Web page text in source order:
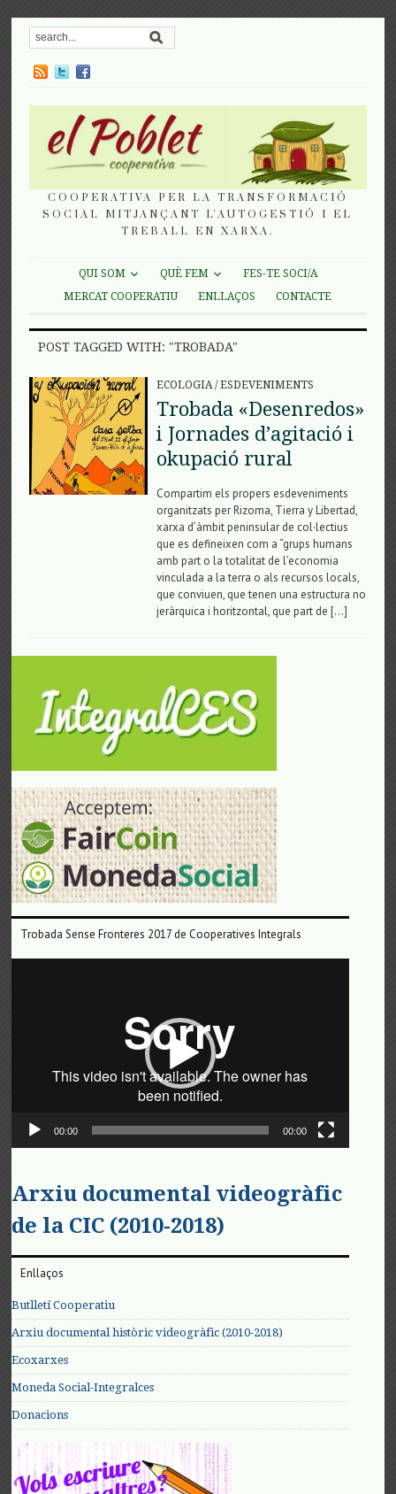
COOPERATIVA PER LA TRANSFORMACIÓ
SOCIAL MITJANÇANT L'AUTOGESTIÓ I EL
TREBALL EN XARXA.
QUI SOM QUÈ FEM
FES-TE SOCI/A
MERCAT COOPERATIU
ENLLAÇOS CONTACTE
POST TAGGED WITH: "TROBADA"
ECOLOGIA/ESDEVENIMENTS
Trobada «Desenredos»
i Jornades d’agitació i
okupació rural
Compartim els propers esdeveniments
organitzats per Rizoma, Tierra y Libertad,
xarxa d’àmbit peninsular de col·lectius
que es defineixen com a “grups humans
amb part o la totalitat de l’economia
vinculada a la terra o als recursos locals,
que conviuen, que tenen una estructura no
jeràrquica i horitzontal, que part de […]
Trobada Sense Fronteres 2017 de Cooperatives Integrals
00:00 00:00
Arxiu documental videogràfic
de la CIC (2010-2018)
Enllaços
Butlletí Cooperatiu
Arxiu documental històric videogràfic (2010-2018)
Ecoxarxes
Moneda Social-Integralces
Donacions